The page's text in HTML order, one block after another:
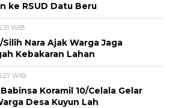
ke RSUD Datu Beru
WIB
Nara Ajak Warga Jaga
Kebakaran Lahan
WIB
Koramil 10/Celala Gelar
Desa Kuyun Lah